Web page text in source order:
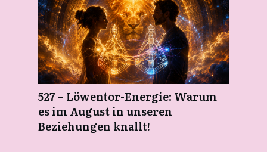
527 – Löwentor-Energie: Warum
es im August in unseren
Beziehungen knallt!